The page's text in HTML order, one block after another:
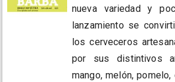
nueva variedad y
lanzamiento se
los cerveceros
por sus distintivos
mango, melón,